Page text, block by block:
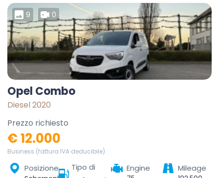
9 0
Opel Combo
Diesel 2020
Prezzo richiesto
€ 12.000
Business (fattura IVA deducibile)
Posizione
Tipo di
Engine Mileage